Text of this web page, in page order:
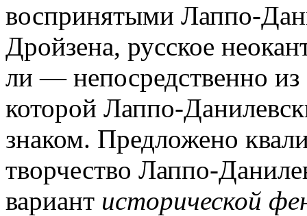
воспринятыми Лаппо-
Дройзена, русское
ли — непосредственно
которой Лаппо-
знаком. Предложено
творчество Лаппо-
вариант исторической